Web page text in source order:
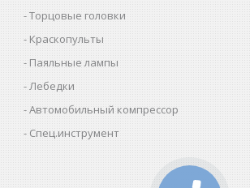
Торцовые головки
Краскопульты
Паяльные лампы
Лебедки
Автомобильный компрессор
Спец.инструмент